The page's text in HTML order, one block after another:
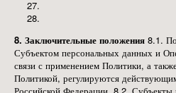
8. Заключительные положения 8.1.
Субъектом персональных данных и
связи с применением Политики, а
Политикой, регулируются